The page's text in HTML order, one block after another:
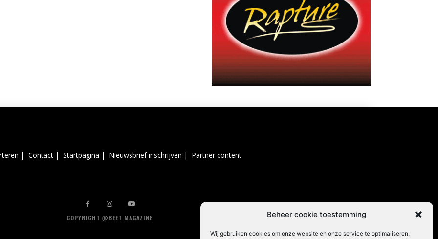
Beheer cookie toestemming
Wij gebruiken cookies om onze website en onze service te optimaliseren.
| Contact | Startpagina | Nieuwsbrief inschrijven | Partner content
COPYRIGHT @BEET MAGAZINE